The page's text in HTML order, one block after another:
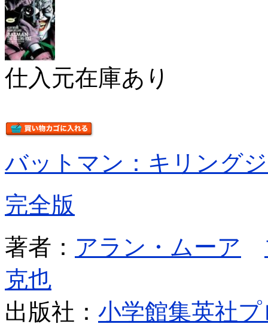
仕入元在庫あり
バットマン：キリング
完全版
著者： アラン・ムーア
克也
出版社： 小学館集英社